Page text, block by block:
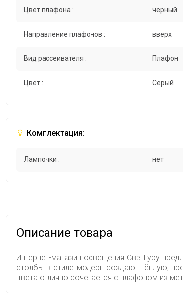
Цвет плафона : черный
Направление плафонов : вверх
Вид рассеивателя : Плафон
Цвет : Серый
Комплектация:
Лампочки : нет
Описание товара
Интернет-магазин освещения СветГуру
столбы в стиле модерн создают тёплую,
цвета отлично сочетается с плафоном из